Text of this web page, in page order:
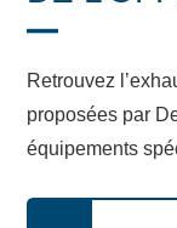
Retrouvez
proposées par
équipements